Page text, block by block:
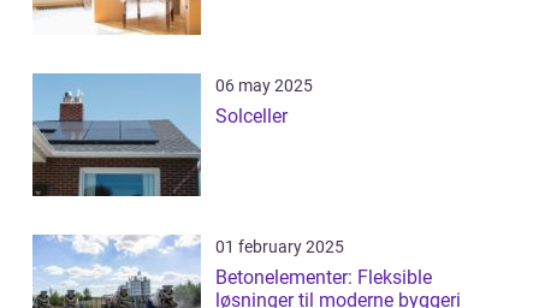
06 may 2025
Solceller
01 february 2025
Betonelementer: Fleksible
løsninger til moderne byggeri